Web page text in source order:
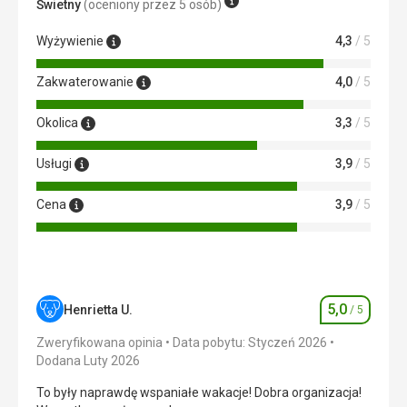
Ok
Świetny(oceniony przez 5 osób)
Wyżywienie 4,3 / 5
Zakwaterowanie 4,0/ 5
Okolica 3,3 / 5
Usługi 3,9/ 5
Cena 3,9/ 5
Henrietta U. Ocena
5,0 / 5
Zweryfikowana opinia
Data pobytu: Styczeń 2026
Dodana Luty 2026
To były naprawdę wspaniałe wakacje! Dobra organizacja!